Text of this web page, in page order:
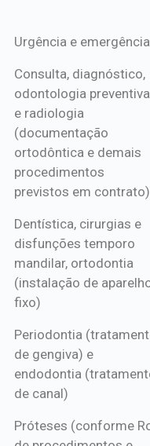
*Procedimentos Amil
Urgência e emergência
Consulta, diagnóstico,
odontologia preventiva
e radiologia
(documentação
ortodôntica e demais
procedimentos
previstos em contrato)
Dentística, cirurgias e
disfunções temporo
mandilar, ortodontia
(instalação de
fixo)
Periodontia
de gengiva) e
endodontia
de canal)
Próteses (conforme